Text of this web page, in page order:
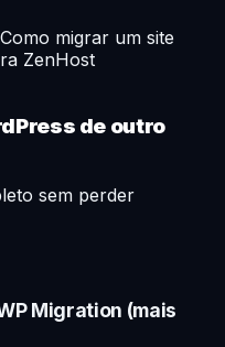
Como migrar um site
ZenHost
de outro
sem perder
Migration (mais